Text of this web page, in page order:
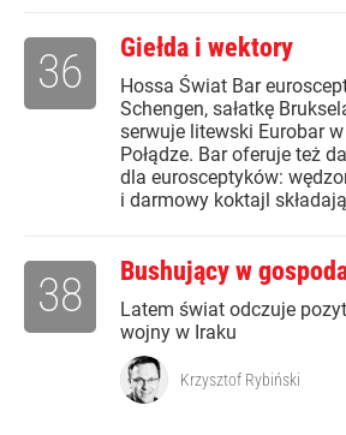
Giełda i wektory
Hossa Świat Bar
Schengen, sałatkę
serwuje litewski Eurobar
Połądze. Bar oferuje też
dla eurosceptyków:
i darmowy koktajl
36
Bushujący w
Latem świat odczuje
wojny w Iraku
38
Krzysztof Rybiński